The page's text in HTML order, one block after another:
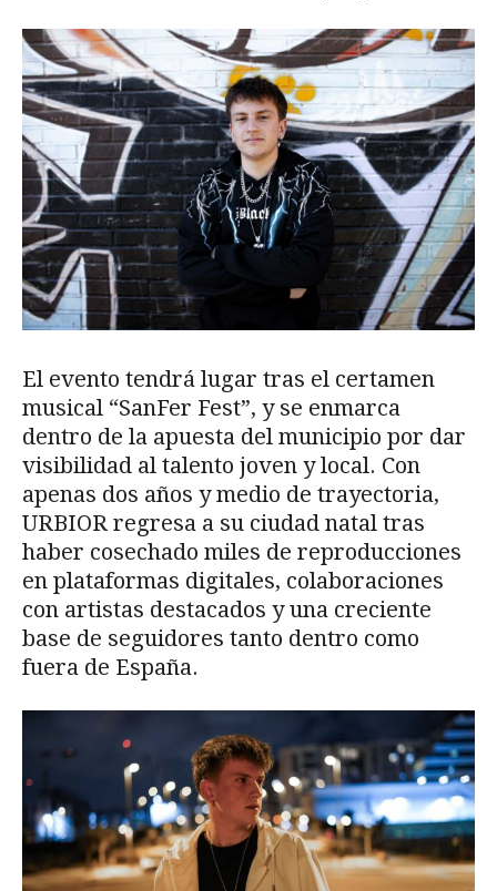
El evento tendrá lugar tras el certamen
musical “SanFer Fest”, y se enmarca
dentro de la apuesta del municipio por dar
visibilidad al talento joven y local. Con
apenas dos años y medio de trayectoria,
URBIOR regresa a su ciudad natal tras
haber cosechado miles de reproducciones
en plataformas digitales, colaboraciones
con artistas destacados y una creciente
base de seguidores tanto dentro como
fuera de España.